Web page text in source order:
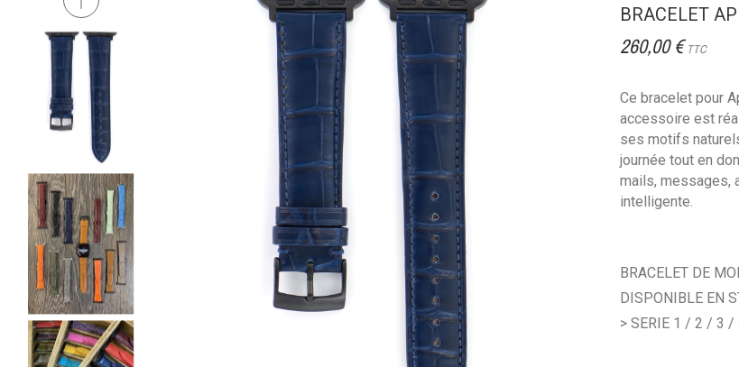
BRACELET
260,00 € TTC
Ce bracelet pour
accessoire est
ses motifs
journée tout en
mails, messages,
intelligente.
BRACELET DE
DISPONIBLE EN
> SERIE 1 / 2 / 3